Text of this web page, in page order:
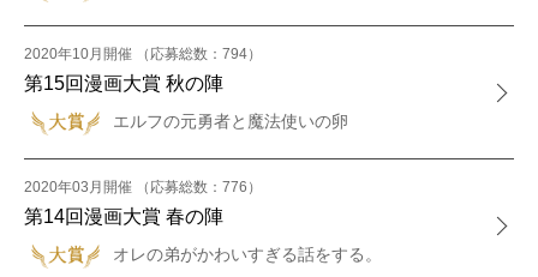
2020年10月開催 （応募総数：794）
第15回漫画大賞 秋の陣
エルフの元勇者と魔法使いの卵
2020年03月開催 （応募総数：776）
第14回漫画大賞 春の陣
オレの弟がかわいすぎる話をする。